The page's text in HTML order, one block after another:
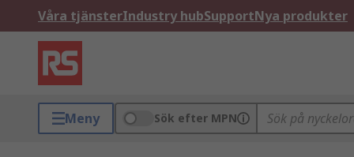
Våra tjänsterIndustry hubSupportNya produkter
Meny Sök efter MPN